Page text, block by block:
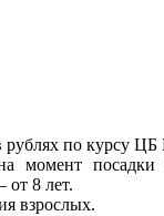
рублях по курсу
момент
от 8 лет.
взрослых.